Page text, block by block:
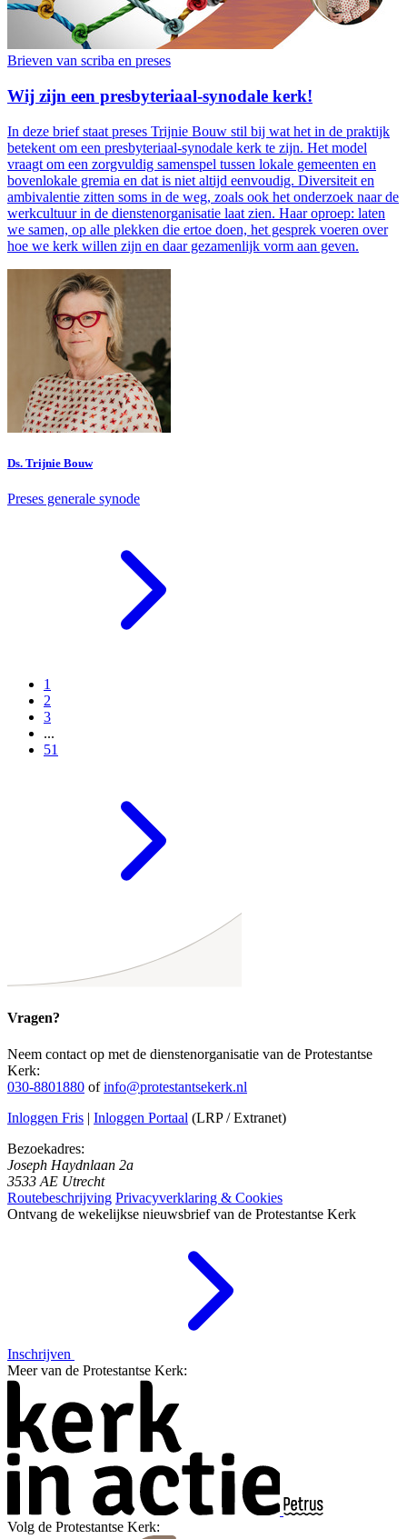
Brieven van scriba en preses
Wij zijn een presbyteriaal-synodale kerk!
In deze brief staat preses Trijnie Bouw stil bij wat het in de praktijk
betekent om een presbyteriaal-synodale kerk te zijn. Het model
vraagt om een zorgvuldig samenspel tussen lokale gemeenten en
bovenlokale gremia en dat is niet altijd eenvoudig. Diversiteit en
ambivalentie zitten soms in de weg, zoals ook het onderzoek naar de
werkcultuur in de dienstenorganisatie laat zien. Haar oproep: laten
we samen, op alle plekken die ertoe doen, het gesprek voeren over
hoe we kerk willen zijn en daar gezamenlijk vorm aan geven.
Ds. Trijnie Bouw
Preses generale synode
1
2
3
...
51
Vragen?
Neem contact op met de dienstenorganisatie van de Protestantse
Kerk:
030-8801880 ofinfo@protestantsekerk.nl
Inloggen Fris | Inloggen Portaal (LRP / Extranet)
Bezoekadres:
Joseph Haydnlaan 2a
3533 AE Utrecht
Routebeschrijving Privacyverklaring & Cookies
Ontvang de wekelijkse nieuwsbrief van de Protestantse Kerk
Inschrijven
Meer van de Protestantse Kerk:
Volg de Protestantse Kerk: